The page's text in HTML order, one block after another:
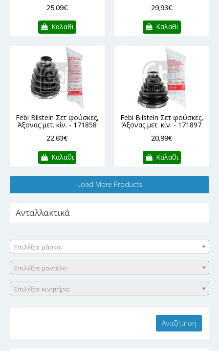
25,09€
Καλαθι
29,93€
Καλαθι
Febi Bilstein Σετ φούσκες,
Άξονας μετ. κίν. - 171858
22,63€
Καλαθι
Febi Bilstein Σετ φούσκες,
Άξονας μετ. κίν. - 171897
20,99€
Καλαθι
Load More Products
Ανταλλακτικά
Επιλέξτε μάρκα:
Επιλέξτε μοντέλο:
Επιλέξτε κινητήρα: